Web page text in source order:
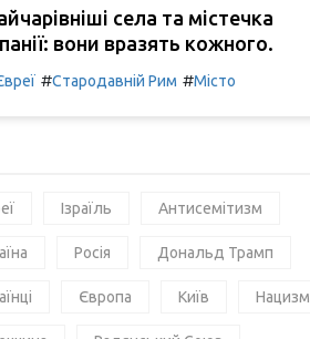
села та містечка
вони вразять кожного.
#Стародавній Рим #Місто
Ізраїль Антисемітизм
Росія Дональд Трамп
Європа Київ Нацизм